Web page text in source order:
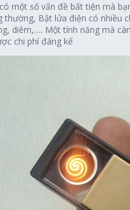
số vấn đề bất tiện mà
Bật lửa điện có nhiều
Một tính năng mà
chi phí đáng kể